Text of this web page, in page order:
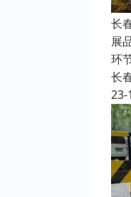
长
展
环
长
23-